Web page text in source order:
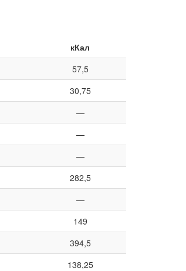
кКал
57,5
30,75
—
—
—
282,5
—
149
394,5
138,25